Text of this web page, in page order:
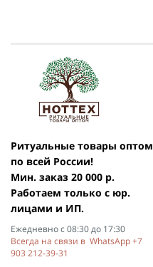
Ритуальные товары оптом
по всей России!
Мин. заказ 20 000 р.
Работаем только с юр.
лицами и ИП.
Ежедневно с 08:30 до 17:30
Всегда на связи в WhatsApp +7
903 212-39-31